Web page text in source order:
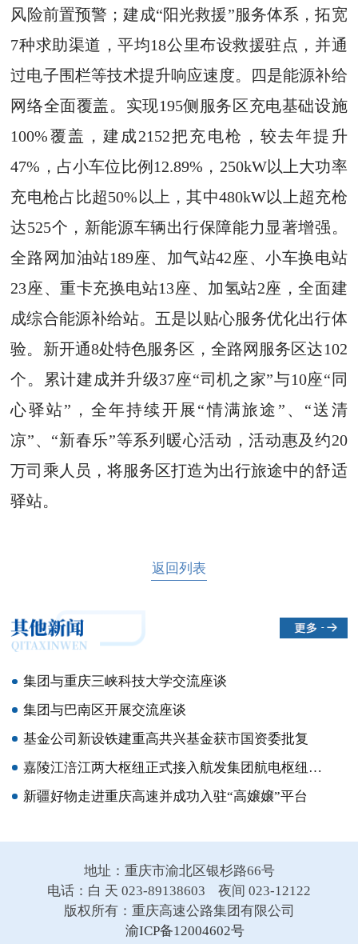
风险前置预警；建成“阳光救援”服务体系，拓宽
7种求助渠道，平均18公里布设救援驻点，并通
过电子围栏等技术提升响应速度。四是能源补给
网络全面覆盖。实现195侧服务区充电基础设施
100%覆盖，建成2152把充电枪，较去年提升
47%，占小车位比例12.89%，250kW以上大功率
充电枪占比超50%以上，其中480kW以上超充枪
达525个，新能源车辆出行保障能力显著增强。
全路网加油站189座、加气站42座、小车换电站
23座、重卡充换电站13座、加氢站2座，全面建
成综合能源补给站。五是以贴心服务优化出行体
验。新开通8处特色服务区，全路网服务区达102
个。累计建成并升级37座“司机之家”与10座“同
心驿站”，全年持续开展“情满旅途”、“送清
凉”、“新春乐”等系列暖心活动，活动惠及约20
万司乘人员，将服务区打造为出行旅途中的舒适
驿站。
返回列表
集团与重庆三峡科技大学交流座谈
集团与巴南区开展交流座谈
基金公司新设铁建重高共兴基金获市国资委批复
嘉陵江涪江两大枢纽正式接入航发集团航电枢纽集控中心
新疆好物走进重庆高速并成功入驻“高嬢嬢”平台
地址：重庆市渝北区银杉路66号
电话：白 天 023-89138603 夜间 023-12122
版权所有：重庆高速公路集团有限公司
渝ICP备12004602号